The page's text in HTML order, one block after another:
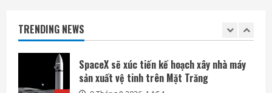
TRENDING NEWS
2
Mỡ bụng và thiếu vitamin D có thể tăng
gấp đôi nguy cơ tử vong sớm